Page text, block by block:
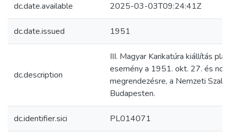
dc.date.available 2025-03-03T09:24:41Z
dc.date.issued 1951
dc.description
III. Magyar Karikatúra kiállítás
esemény a 1951. okt. 27. és
megrendezésre, a Nemzeti
Budapesten.
dc.identifier.sici PL014071